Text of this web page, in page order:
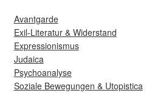
Avantgarde
Exil-Literatur & Widerstand
Expressionismus
Judaica
Psychoanalyse
Soziale Bewegungen & Utopistica